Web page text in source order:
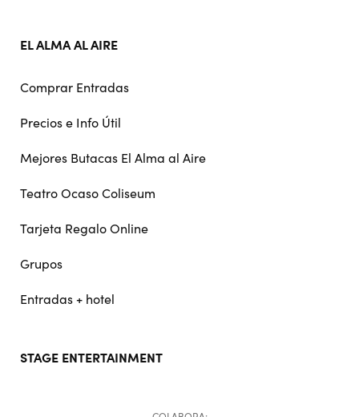
EL ALMA AL AIRE
Comprar Entradas
Precios e Info Útil
Mejores Butacas El Alma al Aire
Teatro Ocaso Coliseum
Tarjeta Regalo Online
Grupos
Entradas + hotel
STAGE ENTERTAINMENT